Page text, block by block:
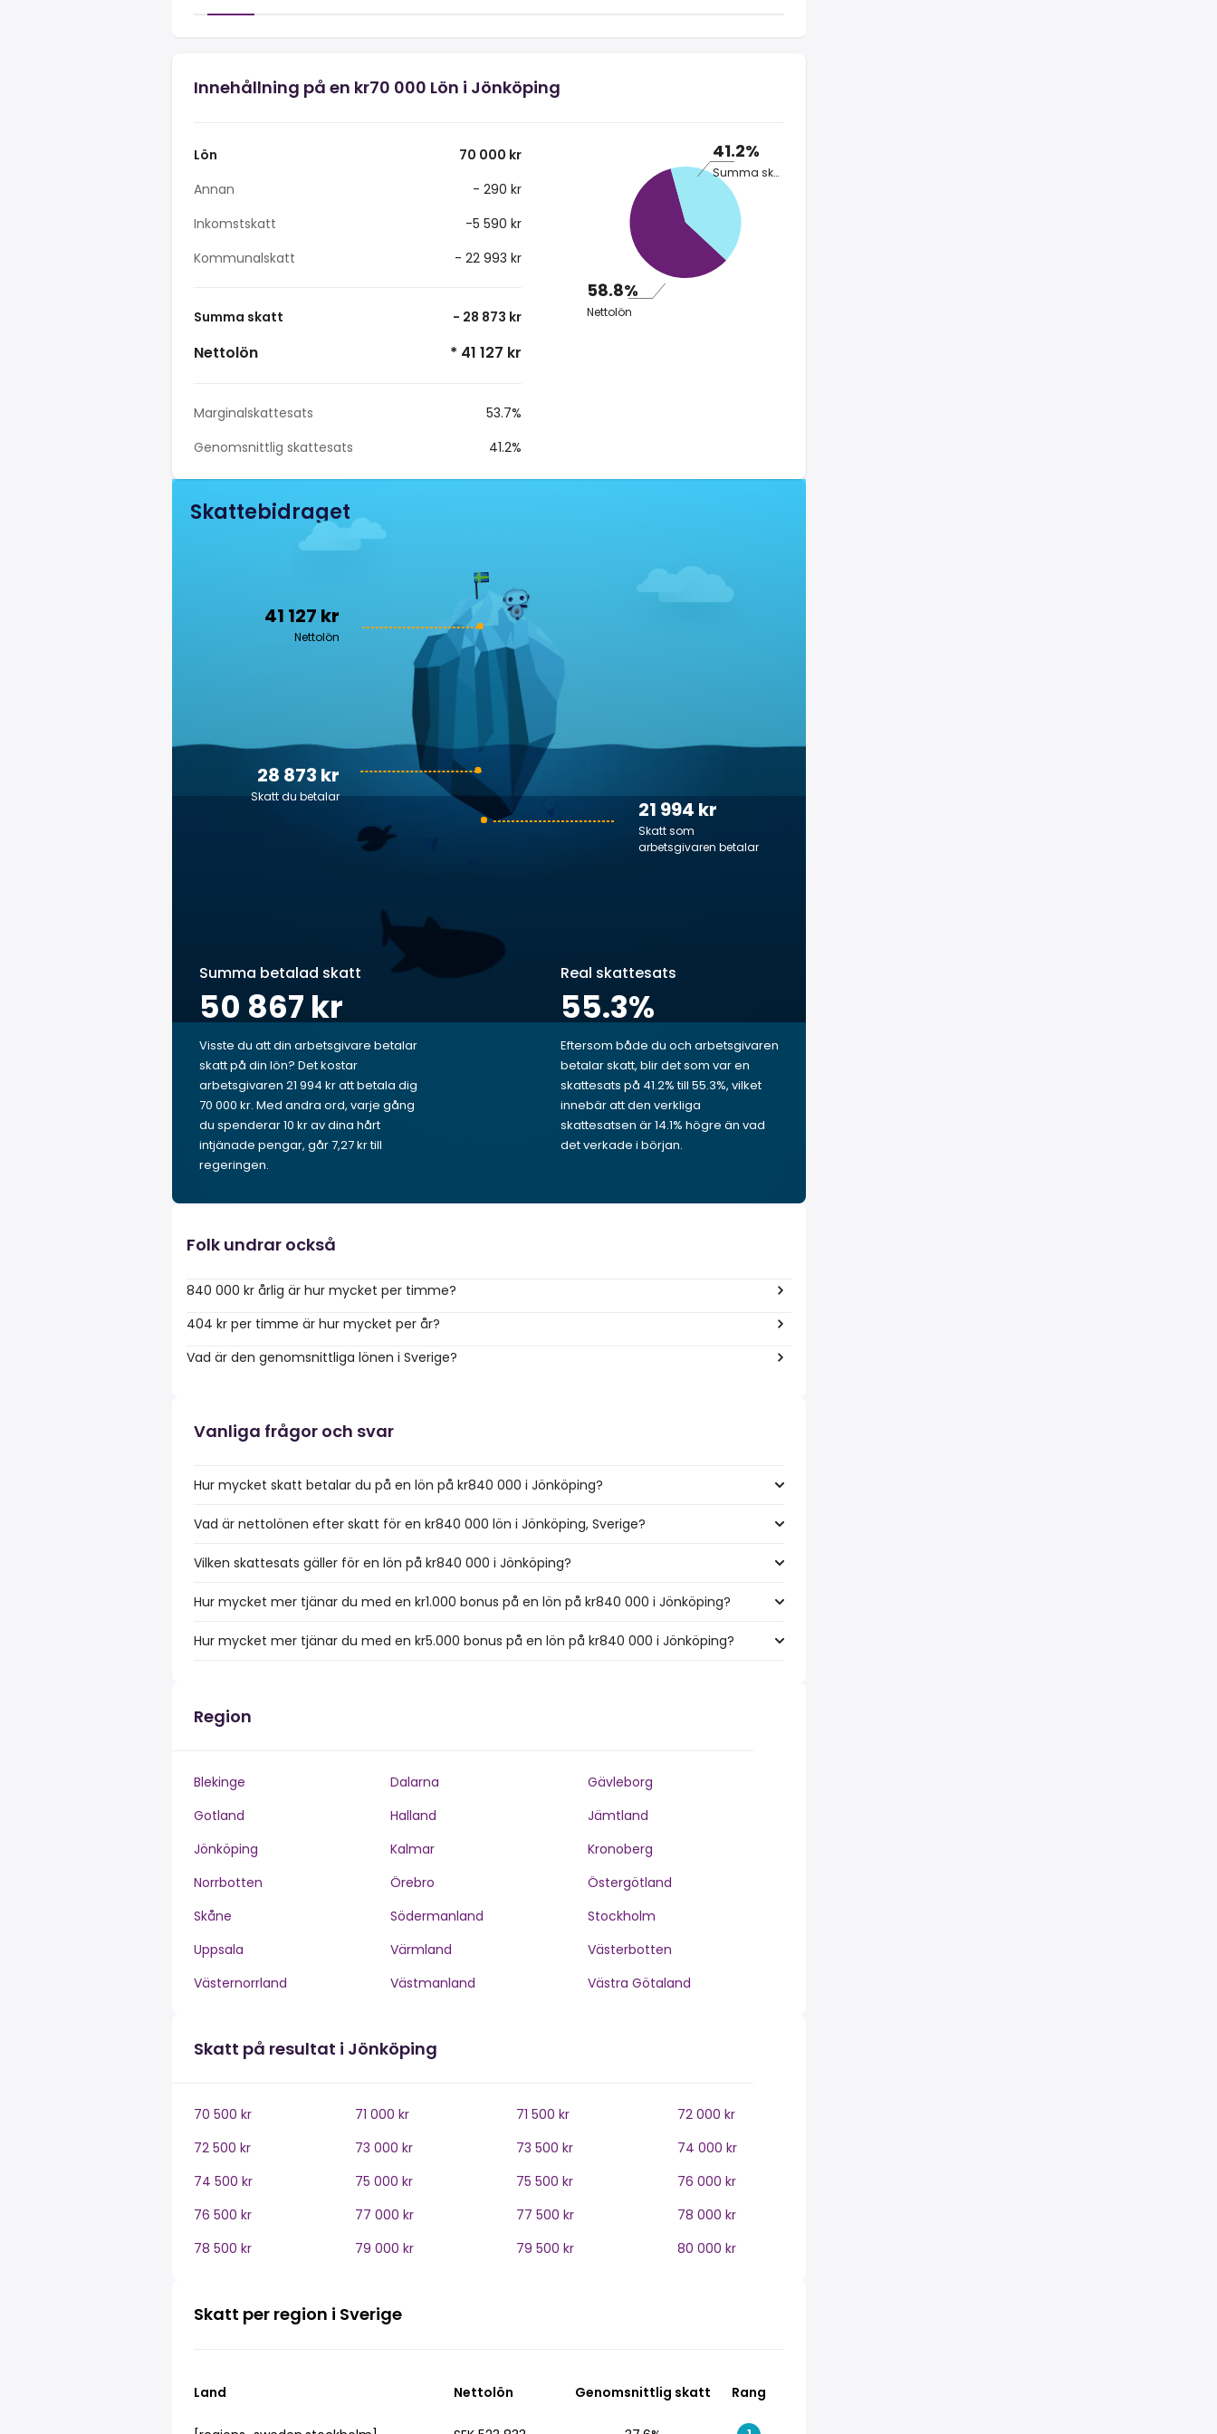
Innehållning på en kr70 000 Lön i Jönköping
Lön
70 000 kr
Annan
- 290 kr
Inkomstskatt
-5 590 kr
Kommunalskatt
- 22 993 kr
Summa skatt - 28 873 kr
Nettolön * 41 127 kr
Marginalskattesats
53.7%
Genomsnittlig skattesats
41.2%
41.2%
Summa skatt
58.8%
Nettolön
Skattebidraget
41 127 kr
Nettolön
21 994 kr
Skatt som
arbetsgivaren betalar
28 873 kr
Skatt du betalar
Summa betalad skatt
50 867 kr
Visste du att din arbetsgivare betalar
skatt på din lön? Det kostar
arbetsgivaren 21 994 kr att betala dig
70 000 kr. Med andra ord, varje gång
du spenderar 10 kr av dina hårt
intjänade pengar, går 7,27 kr till
regeringen.
Real skattesats
55.3%
Eftersom både du och arbetsgivaren
betalar skatt, blir det som var en
skattesats på 41.2% till 55.3%, vilket
innebär att den verkliga
skattesatsen är 14.1% högre än vad
det verkade i början.
Folk undrar också
840 000 kr årlig är hur mycket per timme?
404 kr per timme är hur mycket per år?
Vad är den genomsnittliga lönen i Sverige?
Vanliga frågor och svar
Hur mycket skatt betalar du på en lön på kr840 000 i Jönköping?
Vad är nettolönen efter skatt för en kr840 000 lön i Jönköping, Sverige?
Vilken skattesats gäller för en lön på kr840 000 i Jönköping?
Hur mycket mer tjänar du med en kr1.000 bonus på en lön på kr840 000 i Jönköping?
Hur mycket mer tjänar du med en kr5.000 bonus på en lön på kr840 000 i Jönköping?
Region
Blekinge Dalarna
Gävleborg
Gotland
Halland
Jämtland
Jönköping
Kalmar
Kronoberg
Norrbotten
Örebro
Östergötland
Skåne
Södermanland
Stockholm
Uppsala
Värmland
Västerbotten
Västernorrland
Västmanland Västra Götaland
Skatt på resultat i Jönköping
70 500 kr 71 000 kr 71 500 kr
72 000 kr
72 500 kr
73 000 kr 73 500 kr
74 000 kr
74 500 kr
75 000 kr 75 500 kr
76 000 kr
76 500 kr
77 000 kr 77 500 kr
78 000 kr
78 500 kr
79 000 kr 79 500 kr 80 000 kr
Skatt per region i Sverige
Land Nettolön Genomsnittlig skatt Rang